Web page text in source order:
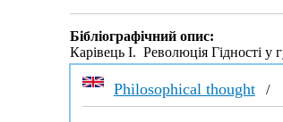
Бібліографічний опис:
Карівець І. Революція Гідності у
Philosophical thought/